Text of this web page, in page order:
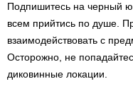
Подпишитесь на черный
всем прийтись по душе.
взаимодействовать с
Осторожно, не
диковинные локации.